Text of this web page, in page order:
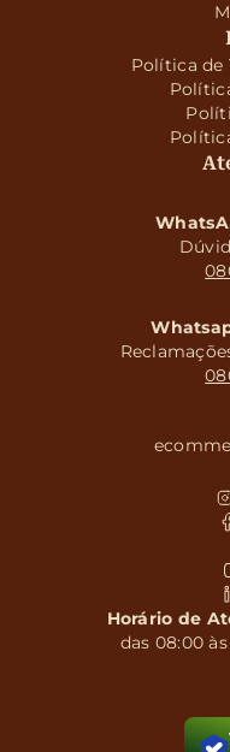
Política de
Horário de
das 08:00